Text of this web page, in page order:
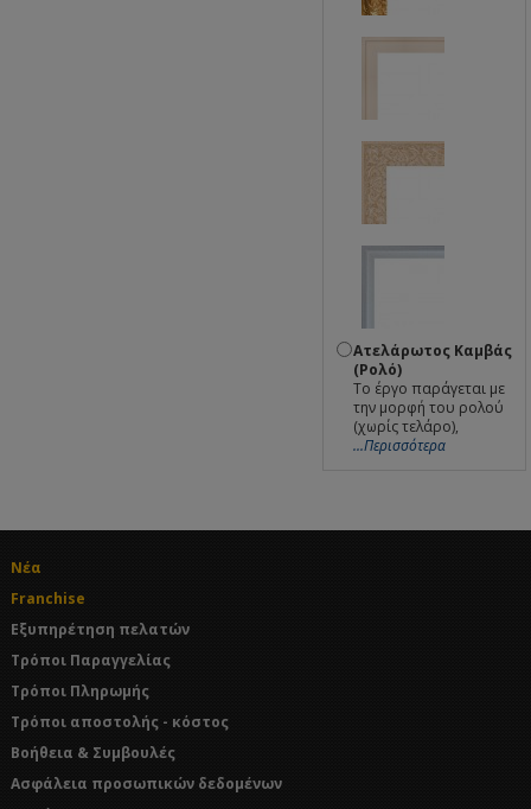
Ατελάρωτος Καμβάς
(Ρολό)
Το έργο παράγεται με
την μορφή του ρολού
(χωρίς τελάρο),
...Περισσότερα
Νέα
Franchise
Εξυπηρέτηση πελατών
Τρόποι Παραγγελίας
Τρόποι Πληρωμής
Τρόποι αποστολής - κόστος
Βοήθεια & Συμβουλές
Ασφάλεια προσωπικών δεδομένων